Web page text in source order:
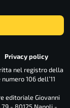
Privacy policy
nel registro della
106 dell’11
editoriale Giovanni